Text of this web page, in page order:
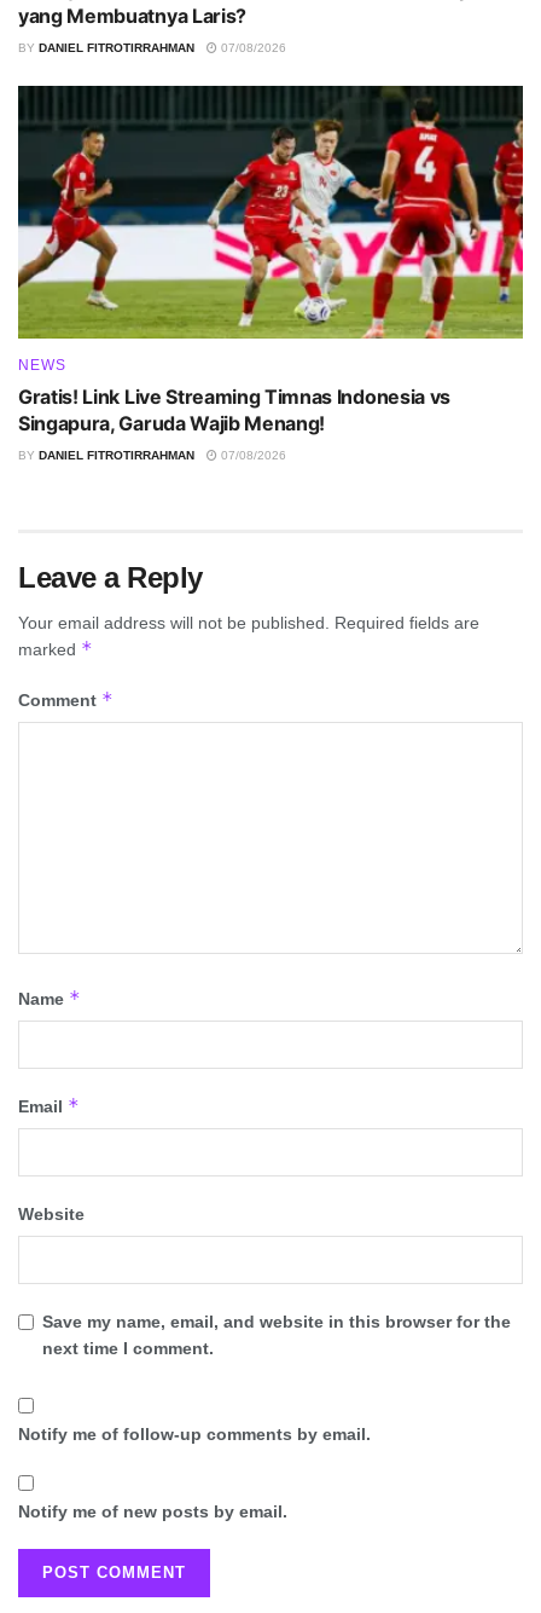
yang Membuatnya Laris?
BY DANIEL FITROTIRRAHMAN 07/08/2026
NEWS
Gratis! Link Live Streaming Timnas Indonesia vs
Singapura, Garuda Wajib Menang!
BY DANIEL FITROTIRRAHMAN 07/08/2026
Leave a Reply
Your email address will not be published. Required fields are
marked *
Comment *
Name *
Email *
Website
Save my name, email, and website in this browser for the
next time I comment.
Notify me of follow-up comments by email.
Notify me of new posts by email.